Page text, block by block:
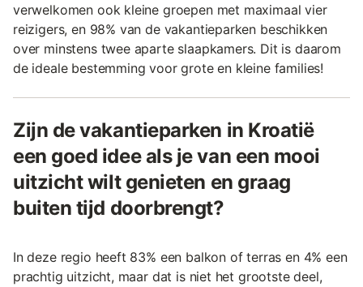
verwelkomen ook kleine groepen met maximaal vier
reizigers, en 98% van de vakantieparken beschikken
over minstens twee aparte slaapkamers. Dit is daarom
de ideale bestemming voor grote en kleine families!
Zijn de vakantieparken in Kroatië
een goed idee als je van een mooi
uitzicht wilt genieten en graag
buiten tijd doorbrengt?
In deze regio heeft 83% een balkon of terras en 4% een
prachtig uitzicht, maar dat is niet het grootste deel,